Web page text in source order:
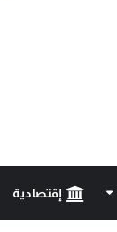
إقتصادية